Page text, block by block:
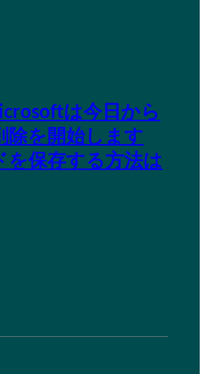
は今日から
除を開始します
を保存する方法は